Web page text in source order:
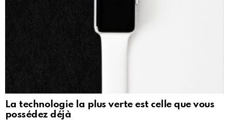
La technologie la plus verte est celle que vous
possédez déjà